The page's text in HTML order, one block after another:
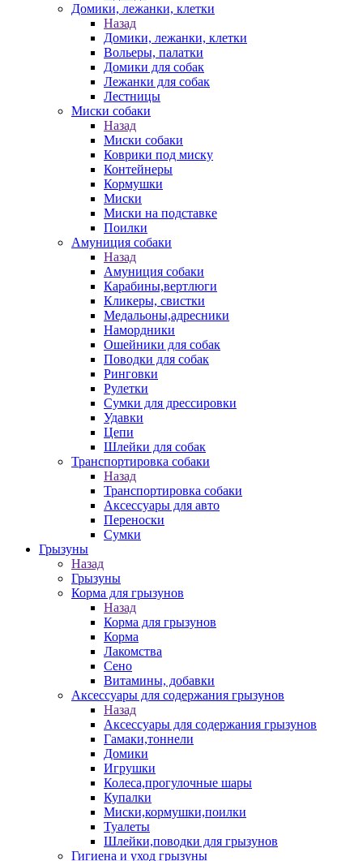
Домики, лежанки, клетки
Назад
Домики, лежанки, клетки
Вольеры, палатки
Домики для собак
Лежанки для собак
Лестницы
Миски собаки
Назад
Миски собаки
Коврики под миску
Контейнеры
Кормушки
Миски
Миски на подставке
Поилки
Амуниция собаки
Назад
Амуниция собаки
Карабины,вертлюги
Кликеры, свистки
Медальоны,адресники
Намордники
Ошейники для собак
Поводки для собак
Ринговки
Рулетки
Сумки для дрессировки
Удавки
Цепи
Шлейки для собак
Транспортировка собаки
Назад
Транспортировка собаки
Аксессуары для авто
Переноски
Сумки
Грызуны
Назад
Грызуны
Корма для грызунов
Назад
Корма для грызунов
Корма
Лакомства
Сено
Витамины, добавки
Аксессуары для содержания грызунов
Назад
Аксессуары для содержания грызунов
Гамаки,тоннели
Домики
Игрушки
Колеса,прогулочные шары
Купалки
Миски,кормушки,поилки
Туалеты
Шлейки,поводки для грызунов
Гигиена и уход грызуны